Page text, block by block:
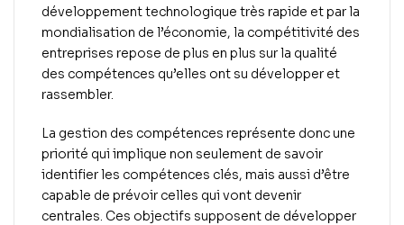
développement technologique très rapide et par la
mondialisation de l’économie, la compétitivité des
entreprises repose de plus en plus sur la qualité
des compétences qu’elles ont su développer et
rassembler.
La gestion des compétences représente donc une
priorité qui implique non seulement de savoir
identifier les compétences clés, mais aussi d’être
capable de prévoir celles qui vont devenir
centrales. Ces objectifs supposent de développer